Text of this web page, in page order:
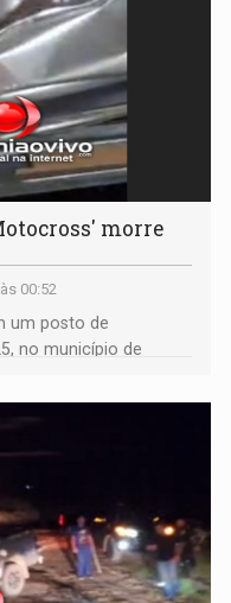
morre
00:52
um posto de
no município de